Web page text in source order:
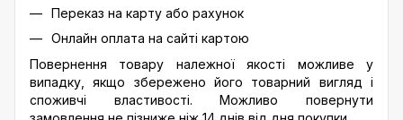
Переказ на карту або рахунок
Онлайн оплата на сайті картою
Повернення товару належної якості можливе у
випадку, якщо збережено його товарний вигляд і
споживчі властивості. Можливо повернути